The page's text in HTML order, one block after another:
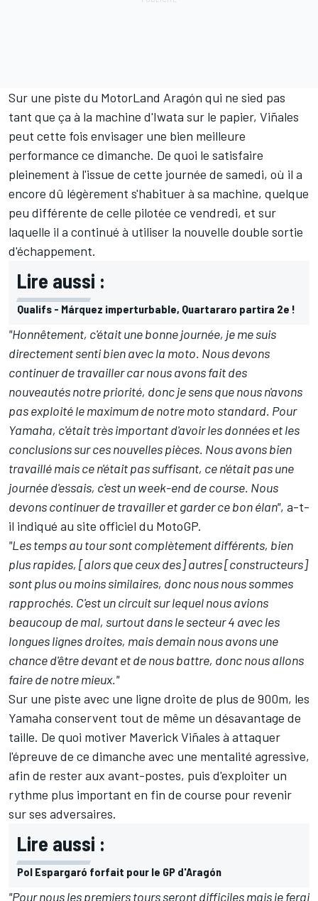
Sur une piste du MotorLand Aragón qui ne sied pas
tant que ça à la machine d'Iwata sur le papier, Viñales
peut cette fois envisager une bien meilleure
performance ce dimanche. De quoi le satisfaire
pleinement à l'issue de cette journée de samedi, où il a
encore dû légèrement s'habituer à sa machine, quelque
peu différente de celle pilotée ce vendredi, et sur
laquelle il a continué à utiliser la nouvelle double sortie
d'échappement.
Lire aussi :
Qualifs - Márquez imperturbable, Quartararo partira 2e !
"Honnêtement, c'était une bonne journée, je me suis
directement senti bien avec la moto. Nous devons
continuer de travailler car nous avons fait des
nouveautés notre priorité, donc je sens que nous n'avons
pas exploité le maximum de notre moto standard. Pour
Yamaha, c'était très important d'avoir les données et les
conclusions sur ces nouvelles pièces. Nous avons bien
travaillé mais ce n'était pas suffisant, ce n'était pas une
journée d'essais, c'est un week-end de course. Nous
devons continuer de travailler et garder ce bon élan", a-t-
il indiqué au site officiel du MotoGP.
"Les temps au tour sont complètement différents, bien
plus rapides, [alors que ceux des] autres [constructeurs]
sont plus ou moins similaires, donc nous nous sommes
rapprochés. C'est un circuit sur lequel nous avions
beaucoup de mal, surtout dans le secteur 4 avec les
longues lignes droites, mais demain nous avons une
chance d'être devant et de nous battre, donc nous allons
faire de notre mieux."
Sur une piste avec une ligne droite de plus de 900m, les
Yamaha conservent tout de même un désavantage de
taille. De quoi motiver Maverick Viñales à attaquer
l'épreuve de ce dimanche avec une mentalité agressive,
afin de rester aux avant-postes, puis d'exploiter un
rythme plus important en fin de course pour revenir
sur ses adversaires.
Lire aussi :
Pol Espargaró forfait pour le GP d'Aragón
"Pour nous les premiers tours seront difficiles mais je ferai